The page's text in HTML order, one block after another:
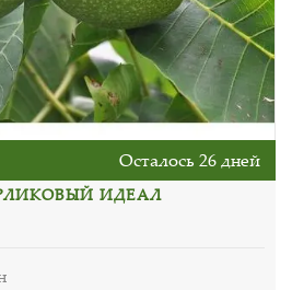
Осталось 26 дней
ИДЕАЛ